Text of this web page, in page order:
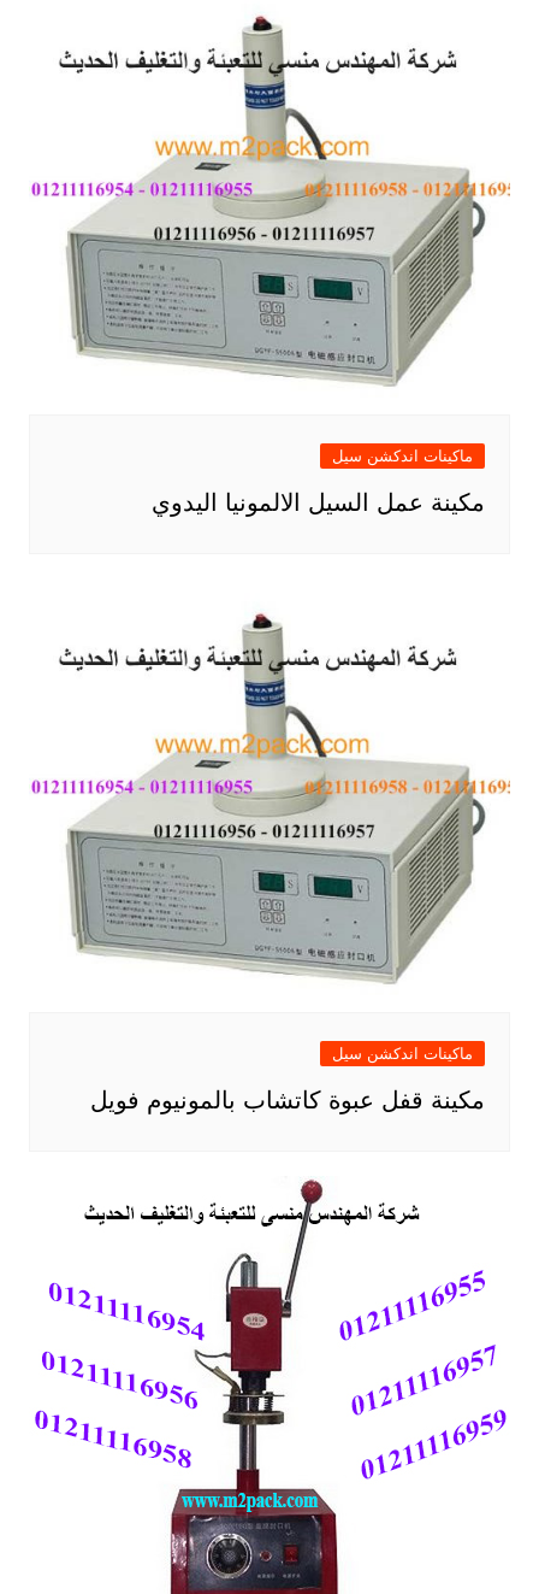
ماكينات اندكشن سيل
مكينة عمل السيل الالمونيا اليدوي
ماكينات اندكشن سيل
مكينة قفل عبوة كاتشاب بالمونيوم فويل